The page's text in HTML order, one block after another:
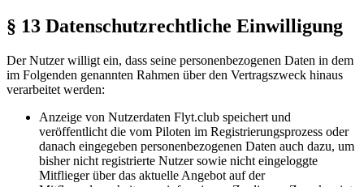
§ 13 Datenschutzrechtliche Einwilligung
Der Nutzer willigt ein, dass seine personenbezogenen Daten in dem
im Folgenden genannten Rahmen über den Vertragszweck hinaus
verarbeitet werden:
Anzeige von Nutzerdaten Flyt.club speichert und
veröffentlicht die vom Piloten im Registrierungsprozess oder
danach eingegeben personenbezogenen Daten auch dazu, um
bisher nicht registrierte Nutzer sowie nicht eingeloggte
Mitflieger über das aktuelle Angebot auf der